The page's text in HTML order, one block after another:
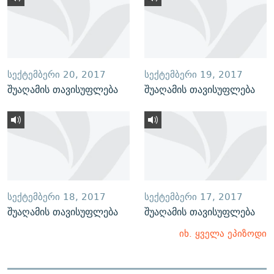
ᲡᲔᲥᲢᲔᲛᲑᲔᲠᲘ 20, 2017
შუაღამის თავისუფლება
ᲡᲔᲥᲢᲔᲛᲑᲔᲠᲘ 19, 2017
შუაღამის თავისუფლება
ᲡᲔᲥᲢᲔᲛᲑᲔᲠᲘ 18, 2017
შუაღამის თავისუფლება
ᲡᲔᲥᲢᲔᲛᲑᲔᲠᲘ 17, 2017
შუაღამის თავისუფლება
იხ. ყველა ეპიზოდი